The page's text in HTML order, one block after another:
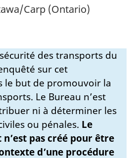
Carp (Ontario)
des transports du
sur cet
le but de promouvoir la
Le Bureau n’est
ni à déterminer les
ou pénales. Le
pas créé pour être
d’une procédure